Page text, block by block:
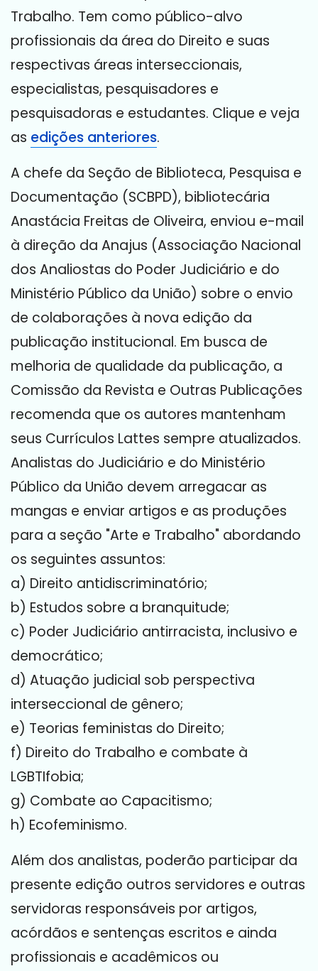
Trabalho. Tem como público-alvo
profissionais da área do Direito e suas
respectivas áreas interseccionais,
especialistas, pesquisadores e
pesquisadoras e estudantes. Clique e veja
as edições anteriores.
A chefe da Seção de Biblioteca, Pesquisa e
Documentação (SCBPD), bibliotecária
Anastácia Freitas de Oliveira, enviou e-mail
à direção da Anajus (Associação Nacional
dos Analiostas do Poder Judiciário e do
Ministério Público da União) sobre o envio
de colaborações à nova edição da
publicação institucional. Em busca de
melhoria de qualidade da publicação, a
Comissão da Revista e Outras Publicações
recomenda que os autores mantenham
seus Currículos Lattes sempre atualizados.
Analistas do Judiciário e do Ministério
Público da União devem arregacar as
mangas e enviar artigos e as produções
para a seção "Arte e Trabalho" abordando
os seguintes assuntos:
a) Direito antidiscriminatório;
b) Estudos sobre a branquitude;
c) Poder Judiciário antirracista, inclusivo e
democrático;
d) Atuação judicial sob perspectiva
interseccional de gênero;
e) Teorias feministas do Direito;
f) Direito do Trabalho e combate à
LGBTIfobia;
g) Combate ao Capacitismo;
h) Ecofeminismo.
Além dos analistas, poderão participar da
presente edição outros servidores e outras
servidoras responsáveis por artigos,
acórdãos e sentenças escritos e ainda
profissionais e acadêmicos ou